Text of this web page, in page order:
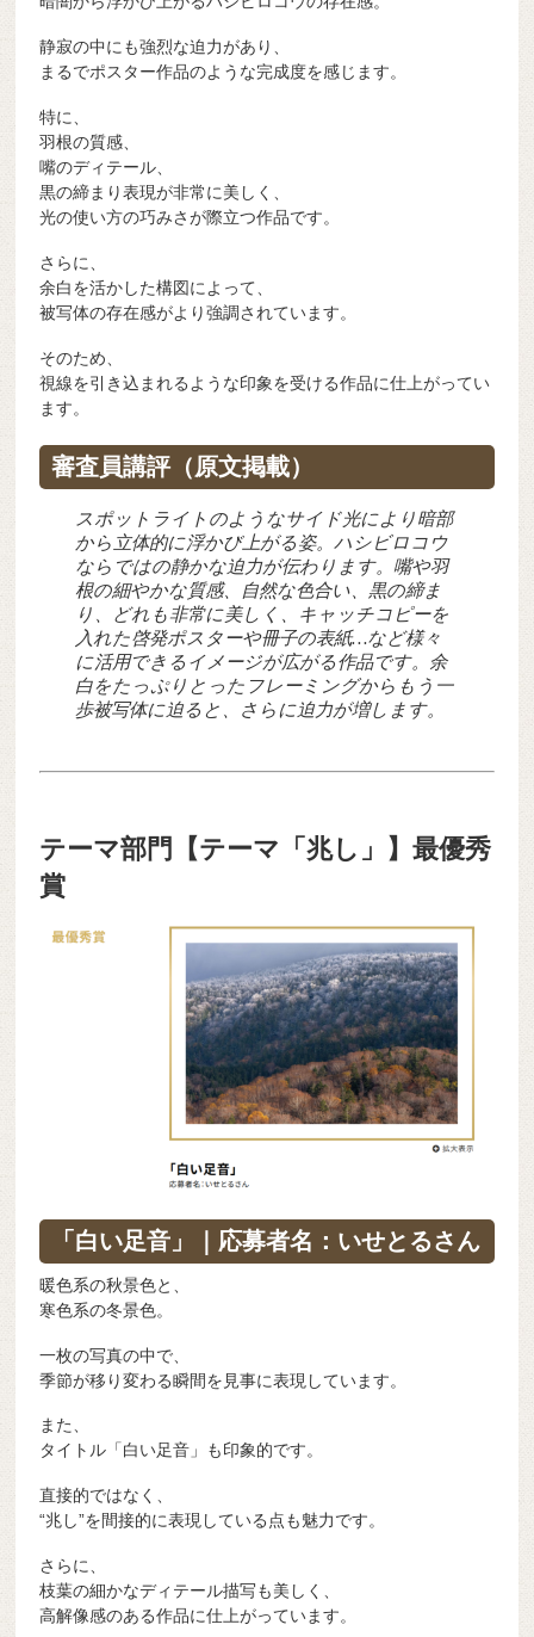
静寂の中にも強烈な迫力があり、
まるでポスター作品のような完成度を感じます。
特に、
羽根の質感、
嘴のディテール、
黒の締まり表現が非常に美しく、
光の使い方の巧みさが際立つ作品です。
さらに、
余白を活かした構図によって、
被写体の存在感がより強調されています。
そのため、
視線を引き込まれるような印象を受ける作品に仕上がってい
ます。
審査員講評（原文掲載）
スポットライトのようなサイド光により暗部
から立体的に浮かび上がる姿。ハシビロコウ
ならではの静かな迫力が伝わります。嘴や羽
根の細やかな質感、自然な色合い、黒の締ま
り、どれも非常に美しく、キャッチコピーを
入れた啓発ポスターや冊子の表紙…など様々
に活用できるイメージが広がる作品です。余
白をたっぷりとったフレーミングからもう一
歩被写体に迫ると、さらに迫力が増します。
テーマ部門【テーマ「兆し」】最優秀
賞
「白い足音」｜応募者名：いせとるさん
暖色系の秋景色と、
寒色系の冬景色。
一枚の写真の中で、
季節が移り変わる瞬間を見事に表現しています。
また、
タイトル「白い足音」も印象的です。
直接的ではなく、
“兆し”を間接的に表現している点も魅力です。
さらに、
枝葉の細かなディテール描写も美しく、
高解像感のある作品に仕上がっています。